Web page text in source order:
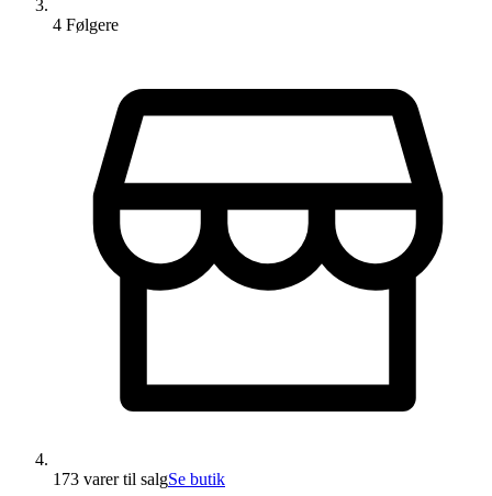
4 Følgere
173 varertil salgSe butik